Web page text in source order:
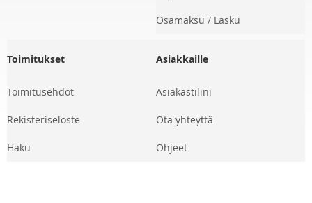
Osamaksu / Lasku
Toimitukset
Toimitusehdot
Rekisteriseloste
Haku
Asiakkaille
Asiakastilini
Ota yhteyttä
Ohjeet